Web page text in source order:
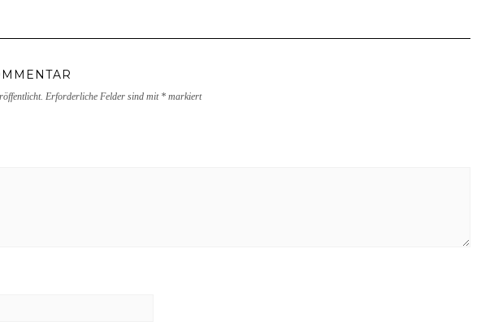
Erforderliche Felder sind mit * markiert